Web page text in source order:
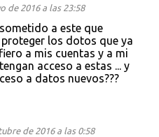
de 2016 a las 23:58
a este que
los dotos que ya
a mis cuentas y a mi
acceso a estas ... y
a datos nuevos???
de 2016 a las 0:58